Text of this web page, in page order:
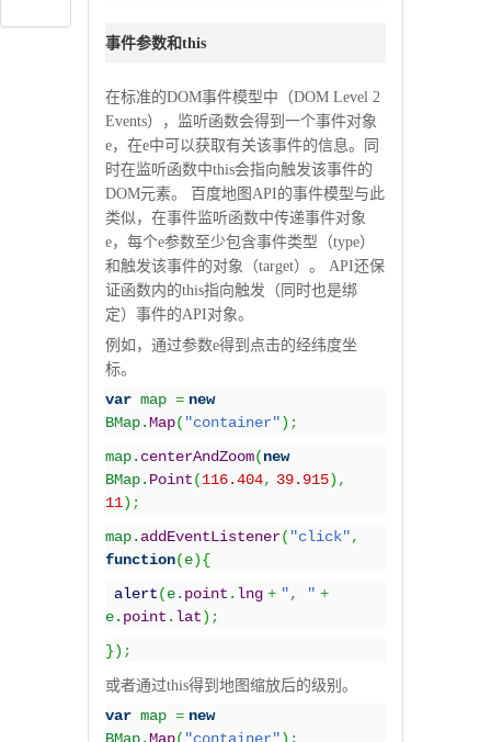
事件参数和this
在标准的DOM事件模型中（DOM Level 2
Events），监听函数会得到一个事件对象
e，在e中可以获取有关该事件的信息。同
时在监听函数中this会指向触发该事件的
DOM元素。 百度地图API的事件模型与此
类似，在事件监听函数中传递事件对象
e，每个e参数至少包含事件类型（type）
和触发该事件的对象（target）。 API还保
证函数内的this指向触发（同时也是绑
定）事件的API对象。
例如，通过参数e得到点击的经纬度坐
标。
varmap = new
BMap.Map( "container") ;
map. centerAndZoom(new
BMap. Point(116.404, 39.915) ,
11) ;
map. addEventListener( "click",
function(e){
alert(e. point . lng + ", " +
e. point . lat) ;
}) ;
或者通过this得到地图缩放后的级别。
varmap = new